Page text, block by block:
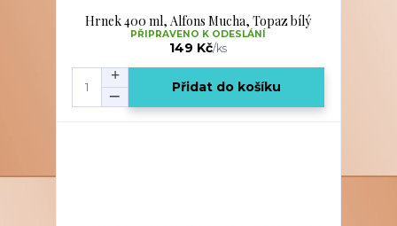
Hrnek 400 ml, Alfons Mucha, Topaz bílý
149 Kč/ks
PŘIPRAVENO K ODESLÁNÍ
Přidat do košíku